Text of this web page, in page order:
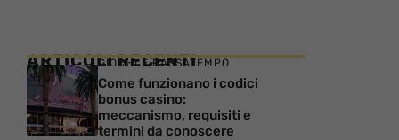
ARTICOLI RECENTI
GIOCHI E PASSATEMPO
Come funzionano i codici
bonus casino:
meccanismo, requisiti e
termini da conoscere